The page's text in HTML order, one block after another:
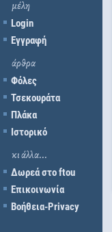
μέλη
Login
Εγγραφή
άρθρα
Φόλες
Τσεκουράτα
Πλάκα
Ιστορικό
κι άλλα...
Δωρεά στο ftou
Επικοινωνία
Βοήθεια-Privacy